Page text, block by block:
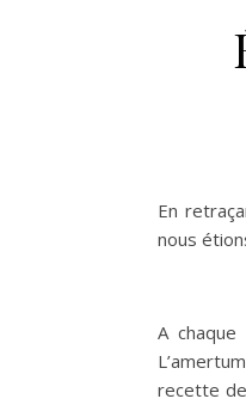
En
nous
A
recette